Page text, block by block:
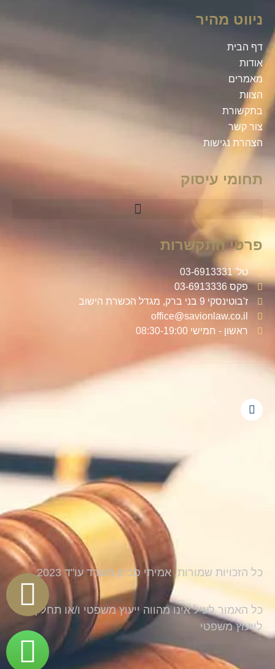
ניווט מהיר
דף הבית
אודות
מאמרים
הצוות
בתקשורת
צור קשר
הצהרת נגישות
תחומי עיסוק
פרטי התקשרות
טל' 03-6913331
פקס 03-6913336
ז'בוטינסקי 9 בני ברק, מגדל הכשרת הישוב
office@savionlaw.co.il
ראשון - חמישי 08:30-19:00
כל הזכויות שמורות, אמיתי סביון משרד עו"ד 2023
כל האמור לעיל אינו מהווה ייעוץ משפטי ו/או תחליף
לייעוץ משפטי